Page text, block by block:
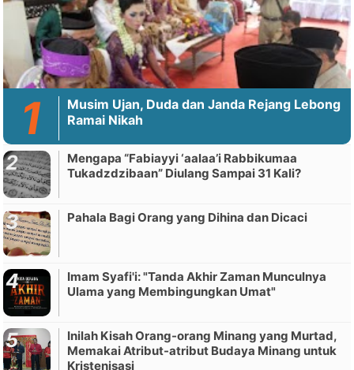
Musim Ujan, Duda dan Janda Rejang Lebong
Ramai Nikah
Mengapa “Fabiayyi ‘aalaa’i Rabbikumaa
Tukadzdzibaan” Diulang Sampai 31 Kali?
Pahala Bagi Orang yang Dihina dan Dicaci
Imam Syafi'i: "Tanda Akhir Zaman Munculnya
Ulama yang Membingungkan Umat"
Inilah Kisah Orang-orang Minang yang Murtad,
Memakai Atribut-atribut Budaya Minang untuk
Kristenisasi